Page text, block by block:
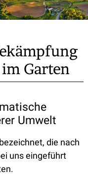
Garten
Umwelt
die nach
uns eingeführt